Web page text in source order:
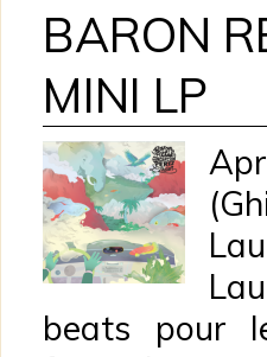
BARON
MINI LP
beats pour